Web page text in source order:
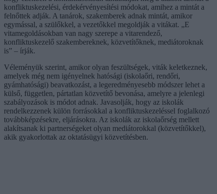
konfliktuskezelési, érdekérvényesítési módokat, amihez a mintát a
felnőttek adják. A tanárok, szakemberek adnak mintát, amikor
egymással, a szülőkkel, a vezetőkkel megoldják a vitákat. „E
vitamegoldásokban van nagy szerepe a vitarendező,
konfliktuskezelő szakembereknek, közvetítőknek, mediátoroknak
is” – írják.
Véleményük szerint, amikor olyan feszültségek, viták keletkeznek,
amelyek még nem igényelnek hatósági (iskolaőri, rendőri,
gyámhatósági) beavatkozást, a legeredményesebb módszer lehet a
külső, független, pártatlan közvetítő bevonása, amelyre a jelenlegi
szabályozások is módot adnak. Javasolják, hogy az iskolák
rendelkezzenek külön forrásokkal a konfliktuskezeléssel foglalkozó
továbbképzésekre, eljárásokra. Az iskolák az iskolaőrség mellett
alakítsanak ki partnerségeket olyan mediátorokkal (közvetítőkkel),
akik gyakorlottak az oktatásügyi közvetítésben.